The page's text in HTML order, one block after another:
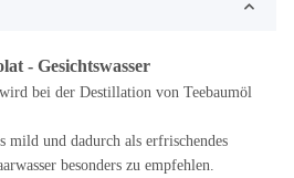
- Gesichtswasser
bei der Destillation von Teebaumöl
mild und dadurch als erfrischendes
besonders zu empfehlen.